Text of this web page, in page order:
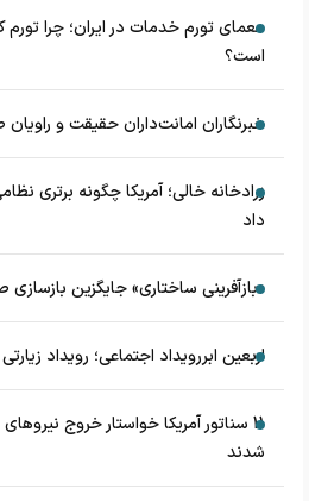
معمای تورم خدمات در ایران؛ چرا تورم
است؟
خبرنگاران امانت‌داران حقیقت و
زرادخانه‌ خالی؛ آمریکا چگونه برتری
داد
«بازآفرینی ساختاری» جایگزین
اربعین ابررویداد اجتماعی؛ رویداد
11 سناتور آمریکا خواستار خروج
شدند